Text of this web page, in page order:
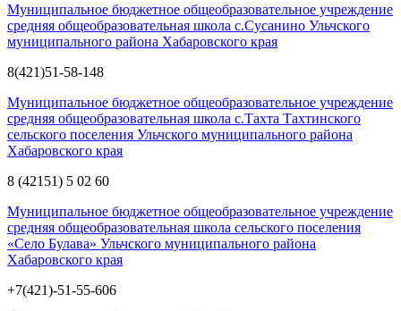
Муниципальное бюджетное общеобразовательное учреждение
средняя общеобразовательная школа с.Сусанино Ульчского
муниципального района Хабаровского края
8(421)51-58-148
Муниципальное бюджетное общеобразовательное учреждение
средняя общеобразовательная школа с.Тахта Тахтинского
сельского поселения Ульчского муниципального района
Хабаровского края
8 (42151) 5 02 60
Муниципальное бюджетное общеобразовательное учреждение
средняя общеобразовательная школа сельского поселения
«Село Булава» Ульчского муниципального района
Хабаровского края
+7(421)-51-55-606